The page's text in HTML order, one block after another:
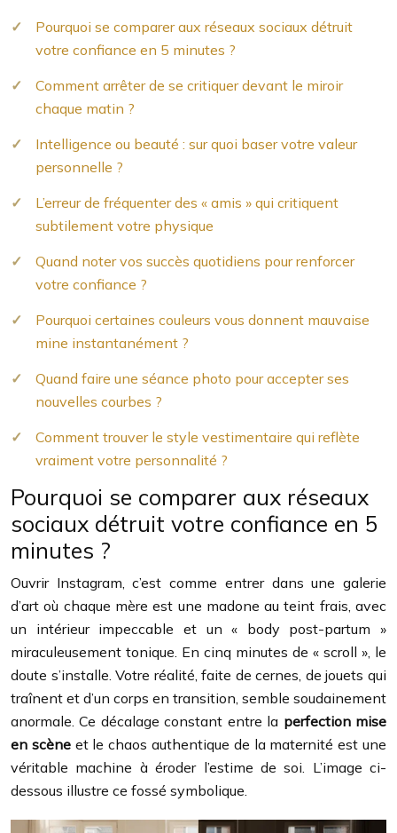
Pourquoi se comparer aux réseaux sociaux détruit
votre confiance en 5 minutes ?
Comment arrêter de se critiquer devant le miroir
chaque matin ?
Intelligence ou beauté : sur quoi baser votre valeur
personnelle ?
L’erreur de fréquenter des « amis » qui critiquent
subtilement votre physique
Quand noter vos succès quotidiens pour renforcer
votre confiance ?
Pourquoi certaines couleurs vous donnent mauvaise
mine instantanément ?
Quand faire une séance photo pour accepter ses
nouvelles courbes ?
Comment trouver le style vestimentaire qui reflète
vraiment votre personnalité ?
Pourquoi se comparer aux réseaux
sociaux détruit votre confiance en 5
minutes ?
Ouvrir Instagram, c’est comme entrer dans une galerie
d’art où chaque mère est une madone au teint frais, avec
un intérieur impeccable et un « body post-partum »
miraculeusement tonique. En cinq minutes de « scroll », le
doute s’installe. Votre réalité, faite de cernes, de jouets qui
traînent et d’un corps en transition, semble soudainement
anormale. Ce décalage constant entre la perfection mise
en scèneet le chaos authentique de la maternité est une
véritable machine à éroder l’estime de soi. L’image ci-
dessous illustre ce fossé symbolique.